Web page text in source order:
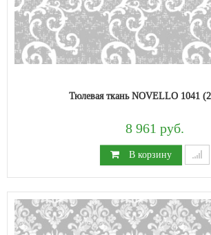
Тюлевая ткань NOVELLO 1041
8 961 руб.
В корзину